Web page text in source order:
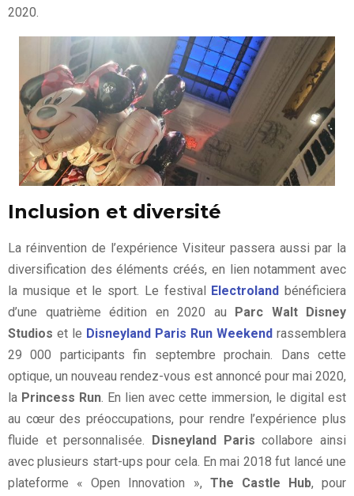
2020.
Inclusion et diversité
La réinvention de l’expérience Visiteur passera aussi par la
diversification des éléments créés, en lien notamment avec
la musique et le sport. Le festival
Electroland bénéficiera
d’une quatrième édition en 2020 au
Parc Walt Disney
Studios et le Disneyland Paris Run Weekend rassemblera
29 000 participants fin septembre prochain. Dans cette
optique, un nouveau rendez-vous est annoncé pour mai 2020,
la Princess Run. En lien avec cette immersion, le digital est
au cœur des préoccupations, pour rendre l’expérience plus
fluide et personnalisée.
Disneyland Paris collabore ainsi
avec plusieurs start-ups pour cela. En mai 2018 fut lancé une
plateforme « Open Innovation », The Castle Hub, pour